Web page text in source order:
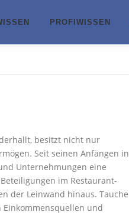
PROFIWISSEN
besitzt nicht nur
Seit seinen Anfängen in
Unternehmungen eine
im Restaurant-
der Leinwand hinaus. Tauche
Einkommensquellen und